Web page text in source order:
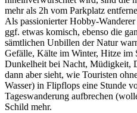
mehr als 2h vom Parkplatz
Als passionierter Hobby-
ggf. etwas komisch, ebenso die
sämtlichen Unbillen der Natur
Gefälle, Kälte im Winter, Hitze im
Dunkelheit bei Nacht, Müdigkeit,
dann aber sieht, wie Touristen
Wasser) in Flipflops eine Stunde
Tageswanderung aufbrechen
Schild mehr.